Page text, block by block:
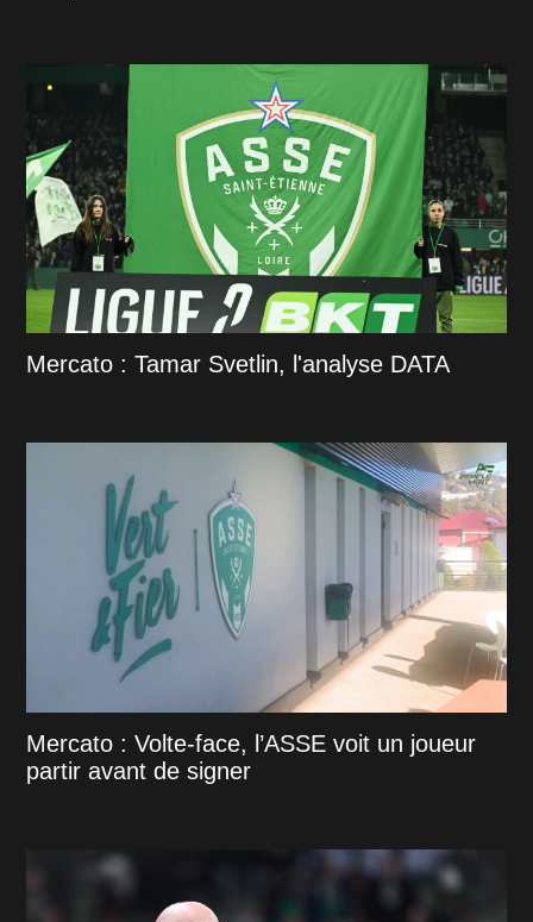
Mercato : Tamar Svetlin, l'analyse DATA
Mercato : Volte-face, l’ASSE voit un joueur
partir avant de signer